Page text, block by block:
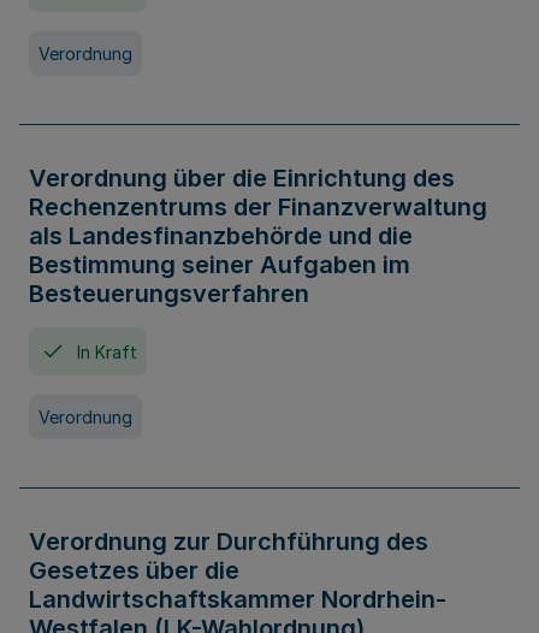
Verordnung
Verordnung über die Einrichtung des
Rechenzentrums der Finanzverwaltung
als Landesfinanzbehörde und die
Bestimmung seiner Aufgaben im
Besteuerungsverfahren
In Kraft
Verordnung
Verordnung zur Durchführung des
Gesetzes über die
Landwirtschaftskammer Nordrhein-